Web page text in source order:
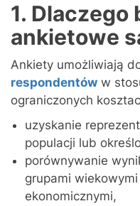
1. Dlaczego
ankietowe
Ankiety umożliwiają
respondentów w
ograniczonych
uzyskanie
populacji lub
porównywanie
grupami wiekowymi
ekonomicznymi,